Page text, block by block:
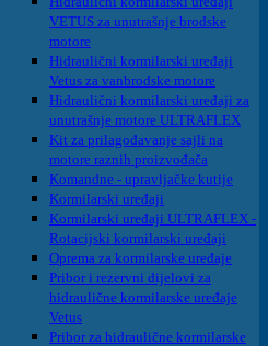
VETUS za unutrašnje brodske
motore
Hidraulični kormilarski uređaji
Vetus za vanbrodske motore
Hidraulični kormilarski uređaji za
unutrašnje motore ULTRAFLEX
Kit za prilagođavanje sajli na
motore raznih proizvođača
Komandne - upravljačke kutije
Kormilarski uređaji
Kormilarski uređaji ULTRAFLEX -
Rotacijski kormilarski uređaji
Oprema za kormilarske uređaje
Pribor i rezervni dijelovi za
hidraulične kormilarske uređaje
Vetus
Pribor za hidraulične kormilarske